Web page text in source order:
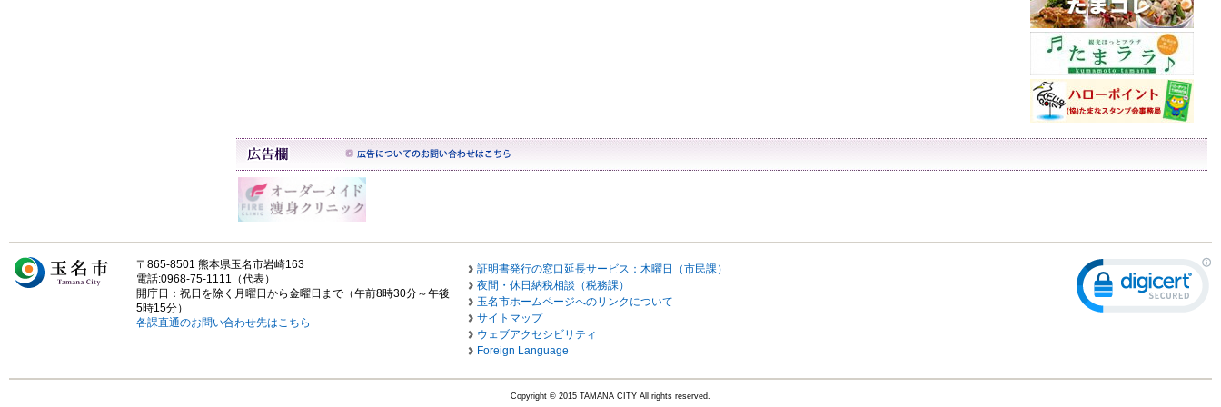
〒865-8501 熊本県玉名市岩崎163
電話:0968-75-1111（代表）
開庁日：祝日を除く月曜日から金曜日まで（午前8時30分～午後
5時15分）
各課直通のお問い合わせ先はこちら
証明書発行の窓口延長サービス：木曜日（市民課）
夜間・休日納税相談（税務課）
玉名市ホームページへのリンクについて
サイトマップ
ウェブアクセシビリティ
Foreign Language
Copyright © 2015 TAMANA CITY All rights reserved.